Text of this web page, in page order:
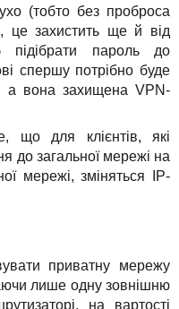
(тобто без проброса
це захистить ще й від
пароль до
спершу потрібно буде
а вона захищена VPN-
що для клієнтів, які
до загальної мережі на
мережі, зміняться IP-
приватну мережу
лише одну зовнішню
на вартості